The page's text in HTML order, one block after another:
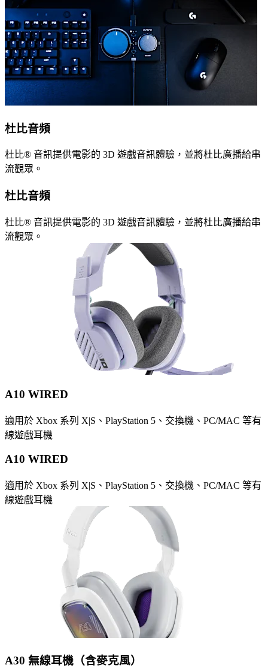
杜比音頻
杜比® 音訊提供電影的 3D 遊戲音訊體驗，並將杜比廣播給串
流觀眾。
杜比音頻
杜比® 音訊提供電影的 3D 遊戲音訊體驗，並將杜比廣播給串
流觀眾。
A10 WIRED
適用於 Xbox 系列 X|S、PlayStation 5、交換機、PC/MAC 等有
線遊戲耳機
A10 WIRED
適用於 Xbox 系列 X|S、PlayStation 5、交換機、PC/MAC 等有
線遊戲耳機
A30 無線耳機（含麥克風）